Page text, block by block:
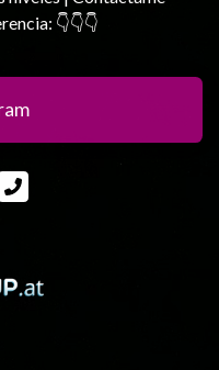
👇👇👇